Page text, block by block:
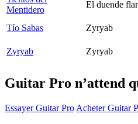
Mentidero
El duende
Tío Sabas
Zyryab
Zyryab
Zyryab
Guitar Pro n’attend
Essayer Guitar Pro Acheter Guitar